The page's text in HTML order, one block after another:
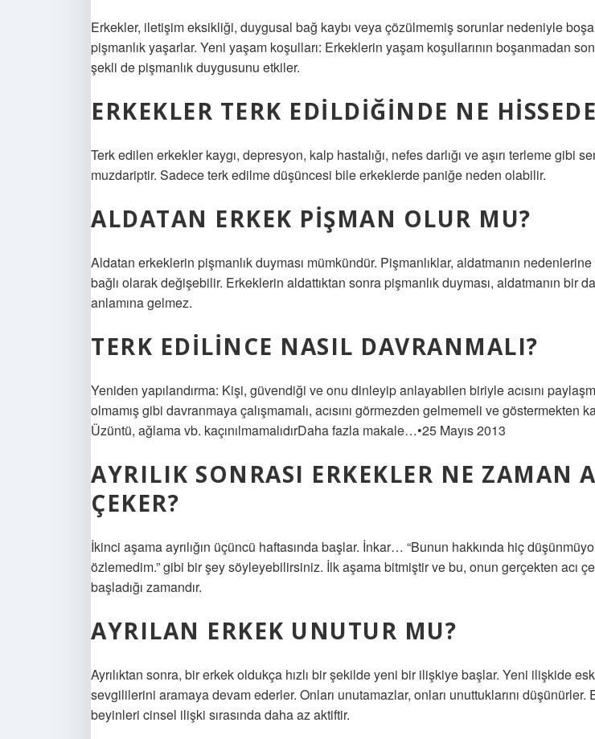
Erkekler, iletişim eksikliği, duygusal bağ kaybı veya çözülmemiş sorunlar nedeniyle
pişmanlık yaşarlar. Yeni yaşam koşulları: Erkeklerin yaşam koşullarının boşanmadan
şekli de pişmanlık duygusunu etkiler.
ERKEKLER TERK EDILDIĞINDE NE
Terk edilen erkekler kaygı, depresyon, kalp hastalığı, nefes darlığı ve aşırı terleme gibi
muzdariptir. Sadece terk edilme düşüncesi bile erkeklerde paniğe neden olabilir.
ALDATAN ERKEK PIŞMAN OLUR MU?
Aldatan erkeklerin pişmanlık duyması mümkündür. Pişmanlıklar, aldatmanın
bağlı olarak değişebilir. Erkeklerin aldattıktan sonra pişmanlık duyması, aldatmanın bir
anlamına gelmez.
TERK EDILINCE NASIL DAVRANMALI?
Yeniden yapılandırma: Kişi, güvendiği ve onu dinleyip anlayabilen biriyle acısını
olmamış gibi davranmaya çalışmamalı, acısını görmezden gelmemeli ve göstermekten
Üzüntü, ağlama vb. kaçınılmamalıdırDaha fazla makale…•25 Mayıs 2013
AYRILIK SONRASI ERKEKLER NE ZAMAN
ÇEKER?
İkinci aşama ayrılığın üçüncü haftasında başlar. İnkar… “Bunun hakkında hiç
özlemedim.” gibi bir şey söyleyebilirsiniz. İlk aşama bitmiştir ve bu, onun gerçekten acı
başladığı zamandır.
AYRILAN ERKEK UNUTUR MU?
Ayrılıktan sonra, bir erkek oldukça hızlı bir şekilde yeni bir ilişkiye başlar. Yeni ilişkide
sevgililerini aramaya devam ederler. Onları unutamazlar, onları unuttuklarını düşünürler.
beyinleri cinsel ilişki sırasında daha az aktiftir.